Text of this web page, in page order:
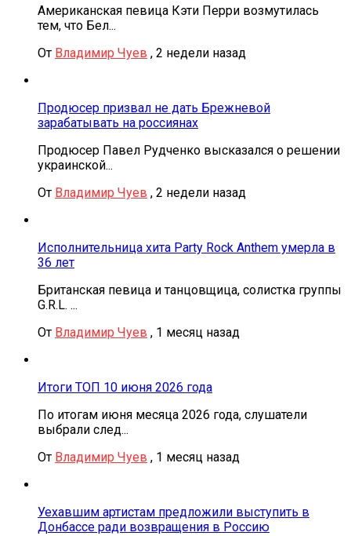
Американская певица Кэти Перри возмутилась
тем, что Бел...
От Владимир Чуев , 2 недели назад
Продюсер призвал не дать Брежневой
зарабатывать на россиянах
Продюсер Павел Рудченко высказался о решении
украинской...
От Владимир Чуев , 2 недели назад
Исполнительница хита Party Rock Anthem умерла в
36 лет
Британская певица и танцовщица, солистка группы
G.R.L. ...
От Владимир Чуев , 1 месяц назад
Итоги ТОП 10 июня 2026 года
По итогам июня месяца 2026 года, слушатели
выбрали след...
От Владимир Чуев , 1 месяц назад
Уехавшим артистам предложили выступить в
Донбассе ради возвращения в Россию